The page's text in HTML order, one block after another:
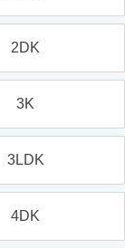
2DK
3K
3LDK
4DK